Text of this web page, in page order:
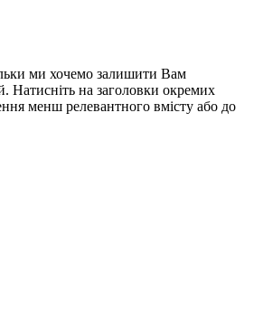
ми хочемо залишити Вам
Натисніть на заголовки окремих
менш релевантного вмісту або до